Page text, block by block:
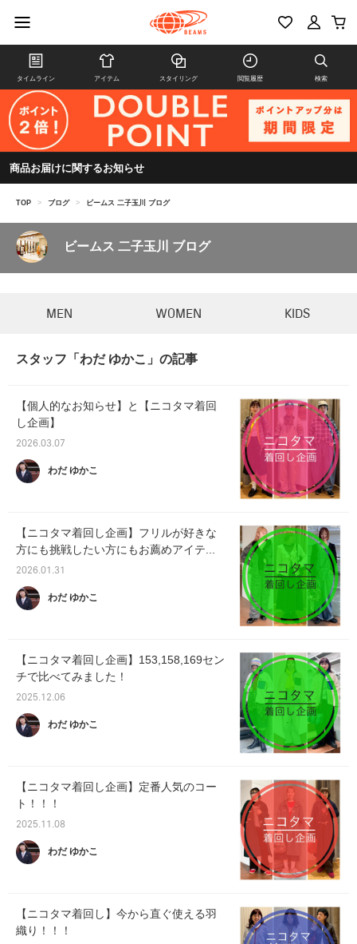
タイムライン アイテム スタイリング 閲覧履歴 検索
商品お届けに関するお知らせ
TOP > ブログ > ビームス 二子玉川 ブログ
ビームス 二子玉川 ブログ
MEN WOMEN KIDS
スタッフ「わだ ゆかこ」の記事
【個人的なお知らせ】と【ニコタマ着回
し企画】
2026.03.07
わだ ゆかこ
【ニコタマ着回し企画】フリルが好きな
方にも挑戦したい方にもお薦めアイテ...
2026.01.31
わだ ゆかこ
【ニコタマ着回し企画】153,158,169セン
チで比べてみました！
2025.12.06
わだ ゆかこ
【ニコタマ着回し企画】定番人気のコー
ト！！！
2025.11.08
わだ ゆかこ
【ニコタマ着回し】今から直ぐ使える羽
織り！！！